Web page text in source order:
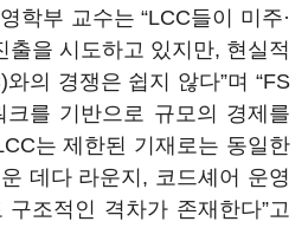
학부 교수는 “LCC들이 미주·
출을 시도하고 있지만, 현실적
의 경쟁은 쉽지 않다”며 “FS
를 기반으로 규모의 경제를
는 제한된 기재로는 동일한
데다 라운지, 코드셰어 운영
조적인 격차가 존재한다”고